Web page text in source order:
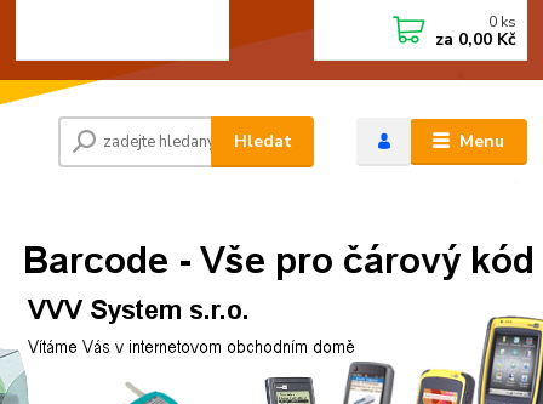
Menu
Hledat
0 ks
za 0,00 Kč